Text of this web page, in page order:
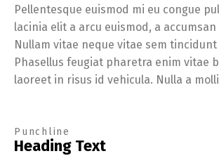
Pellentesque euismod mi eu congue
lacinia elit a arcu euismod, a
Nullam vitae neque vitae sem tincidunt
Phasellus feugiat pharetra enim vitae
laoreet in risus id vehicula. Nulla a
Punchline
Heading Text